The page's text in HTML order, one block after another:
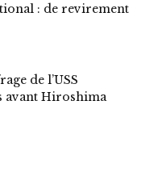
: de revirement
de l’USS
avant Hiroshima